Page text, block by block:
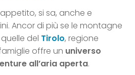
si sa, anche e
Ancor di più se le montagne
del Tirolo, regione
offre un universo
all’aria aperta.